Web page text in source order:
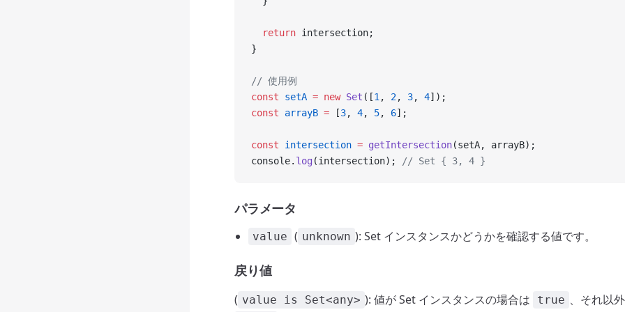
  return
intersection;
}
// 使用例
const setA = new Set ([1 , 2, 3, 4]);
const arrayB = [3, 4, 5, 6];
const intersection = getIntersection(setA, arrayB);
console. log (intersection); // Set { 3, 4 }
パラメータ
value ( unknown ): Set インスタンスかどうかを確認する値です。
戻り値
( value is Set<any> ): 値が Set インスタンスの場合は true 、それ以